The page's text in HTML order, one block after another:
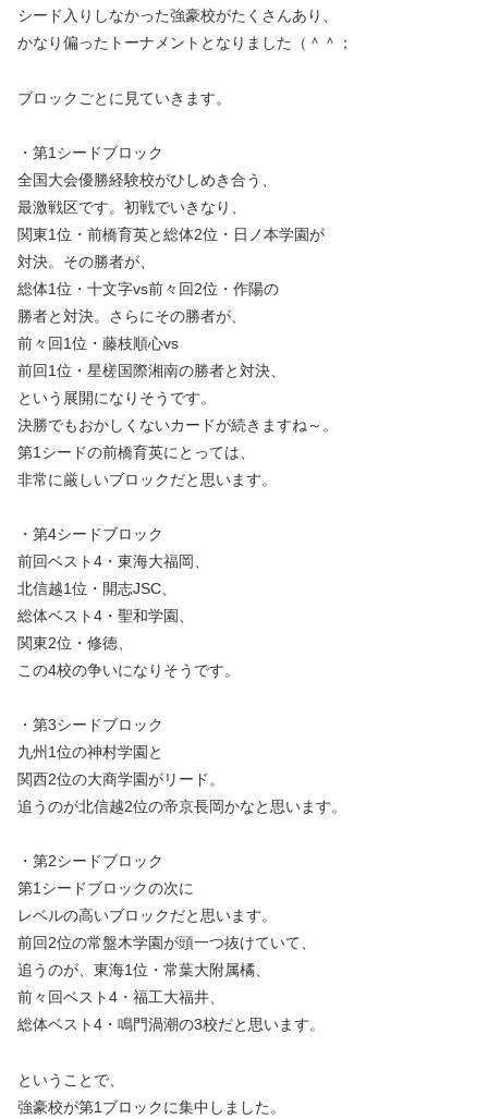
シード入りしなかった強豪校がたくさんあり、
かなり偏ったトーナメントとなりました（＾＾；
ブロックごとに見ていきます。
・第1シードブロック
全国大会優勝経験校がひしめき合う、
最激戦区です。初戦でいきなり、
関東1位・前橋育英と総体2位・日ノ本学園が
対決。その勝者が、
総体1位・十文字vs前々回2位・作陽の
勝者と対決。さらにその勝者が、
前々回1位・藤枝順心vs
前回1位・星槎国際湘南の勝者と対決、
という展開になりそうです。
決勝でもおかしくないカードが続きますね～。
第1シードの前橋育英にとっては、
非常に厳しいブロックだと思います。
・第4シードブロック
前回ベスト4・東海大福岡、
北信越1位・開志JSC、
総体ベスト4・聖和学園、
関東2位・修徳、
この4校の争いになりそうです。
・第3シードブロック
九州1位の神村学園と
関西2位の大商学園がリード。
追うのが北信越2位の帝京長岡かなと思います。
・第2シードブロック
第1シードブロックの次に
レベルの高いブロックだと思います。
前回2位の常盤木学園が頭一つ抜けていて、
追うのが、東海1位・常葉大附属橘、
前々回ベスト4・福工大福井、
総体ベスト4・鳴門渦潮の3校だと思います。
ということで、
強豪校が第1ブロックに集中しました。